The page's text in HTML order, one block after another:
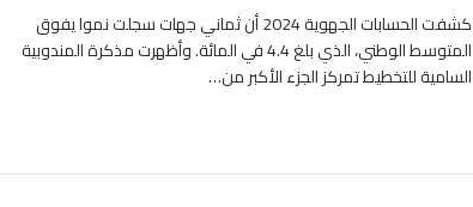
كشفت الحسابات الجهوية 2024 أن ثماني جهات سجلت نموا يفوق
المتوسط الوطني، الذي بلغ 4.4 في المائة. وأظهرت مذكرة المندوبية
السامية للتخطيط تمركز الجزء الأكبر من…